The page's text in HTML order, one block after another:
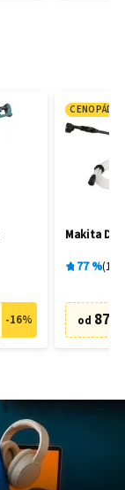
-16%
CENOPÁD
Makita
77% 19
od